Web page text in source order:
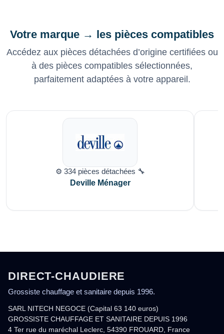
Votre marque → les pièces compatibles
Accédez aux pièces détachées d’origine certifiées ou
à des pièces compatibles sélectionnées,
parfaitement adaptées à votre appareil.
⚙️ 334 pièces détachées 🔧
Deville Ménager
DIRECT-CHAUDIERE
Grossiste chauffage et sanitaire depuis 1996.
SARL NITECH NEGOCE (Capital 63 140 euros)
GROSSISTE CHAUFFAGE ET SANITAIRE DEPUIS 1996
4 Ter rue du maréchal Leclerc, 54390 FROUARD, France